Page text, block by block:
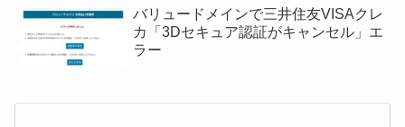
バリュードメインで三井住友VISAクレ
カ「3Dセキュア認証がキャンセル」エ
ラー